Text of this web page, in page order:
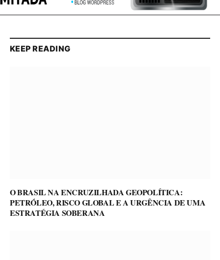
KEEP READING
O BRASIL NA ENCRUZILHADA GEOPOLÍTICA:
PETRÓLEO, RISCO GLOBAL E A URGÊNCIA DE UMA
ESTRATÉGIA SOBERANA